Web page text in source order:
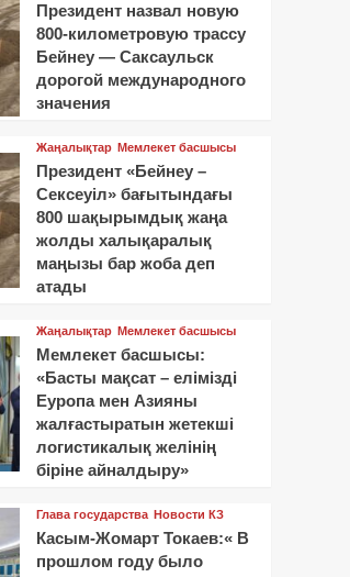
Президент назвал новую
800-километровую трассу
Бейнеу — Саксаульск
дорогой международного
значения
Жаңалықтар Мемлекет басшысы
Президент «Бейнеу –
Сексеуіл» бағытындағы
800 шақырымдық жаңа
жолды халықаралық
маңызы бар жоба деп
атады
Жаңалықтар Мемлекет басшысы
Мемлекет басшысы:
«Басты мақсат – елімізді
Еуропа мен Азияны
жалғастыратын жетекші
логистикалық желінің
біріне айналдыру»
Глава государства Новости КЗ
Касым-Жомарт Токаев:« В
прошлом году было